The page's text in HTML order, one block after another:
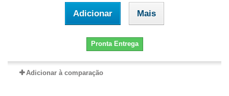
Adicionar Mais
Pronta Entrega
Adicionar à comparação